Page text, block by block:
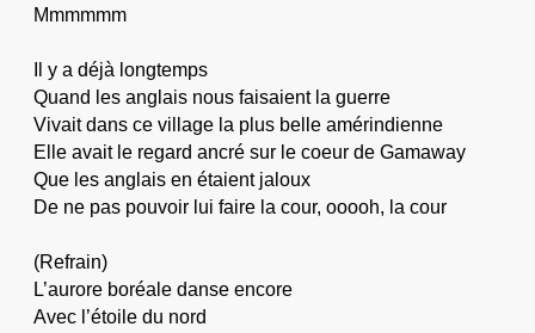
Mmmmmm
Il y a déjà longtemps
Quand les anglais nous faisaient la guerre
Vivait dans ce village la plus belle amérindienne
Elle avait le regard ancré sur le coeur de Gamaway
Que les anglais en étaient jaloux
De ne pas pouvoir lui faire la cour, ooooh, la cour
(Refrain)
L’aurore boréale danse encore
Avec l’étoile du nord